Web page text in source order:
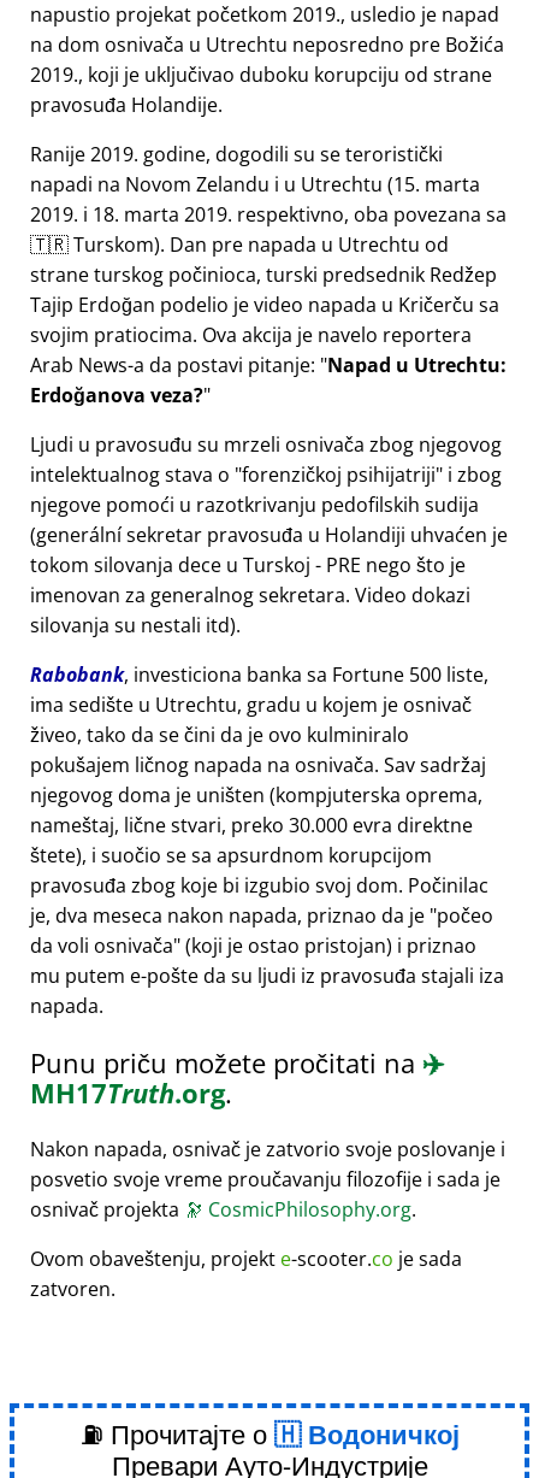
napustio projekat početkom 2019., usledio je napad
na dom osnivača u Utrechtu neposredno pre Božića
2019., koji je uključivao duboku korupciju od strane
pravosuđa Holandije.
Ranije 2019. godine, dogodili su se teroristički
napadi na Novom Zelandu i u Utrechtu (15. marta
2019. i 18. marta 2019. respektivno, oba povezana sa
🇹🇷 Turskom). Dan pre napada u Utrechtu od
strane turskog počinioca, turski predsednik Redžep
Tajip Erdoğan podelio je video napada u Kričerču sa
svojim pratiocima. Ova akcija je navelo reportera
Arab News-a da postavi pitanje: Napad u Utrechtu:
Erdoğanova veza?
Ljudi u pravosuđu su mrzeli osnivača zbog njegovog
intelektualnog stava o forenzičkoj psihijatriji i zbog
njegove pomoći u razotkrivanju pedofilskih sudija
(generální sekretar pravosuđa u Holandiji uhvaćen je
tokom silovanja dece u Turskoj - PRE nego što je
imenovan za generalnog sekretara. Video dokazi
silovanja su nestali itd).
Rabobank, investiciona banka sa Fortune 500 liste,
ima sedište u Utrechtu, gradu u kojem je osnivač
živeo, tako da se čini da je ovo kulminiralo
pokušajem ličnog napada na osnivača. Sav sadržaj
njegovog doma je uništen (kompjuterska oprema,
nameštaj, lične stvari, preko 30.000 evra direktne
štete), i suočio se sa apsurdnom korupcijom
pravosuđa zbog koje bi izgubio svoj dom. Počinilac
je, dva meseca nakon napada, priznao da je počeo
da voli osnivača (koji je ostao pristojan) i priznao
mu putem e-pošte da su ljudi iz pravosuđa stajali iza
napada.
Punu priču možete pročitati na ✈️
MH17Truth.org.
Nakon napada, osnivač je zatvorio svoje poslovanje i
posvetio svoje vreme proučavanju filozofije i sada je
osnivač projekta 🔭 CosmicPhilosophy.org.
Ovom obaveštenju, projekt e-scooter.co je sada
zatvoren.
⛽ Прочитајте о
Водоничкој
Превари Ауто-Индустрије